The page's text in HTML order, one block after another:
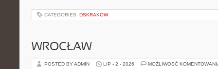
CATEGORIES: DSKRAKOW
WROCŁAW
POSTED BY ADMIN LIP - 2 - 2026 MOŻLIWOŚĆ